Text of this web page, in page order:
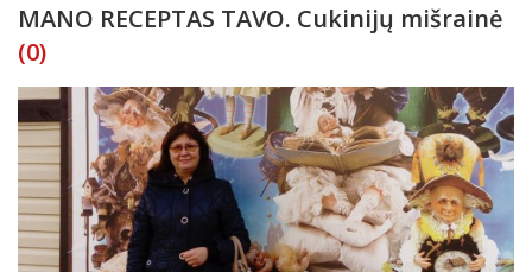
MANO RECEPTAS TAVO. Cukinijų mišrainė
(0)